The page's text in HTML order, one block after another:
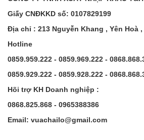
Giấy CNĐKKD số: 0107829199
Địa chỉ : 213 Nguyễn Khang , Yên Hoà ,
Hotline
0859.959.222 - 0859.969.222 -
0859.929.222 - 0859.928.222 -
Hõi trợ KH Doanh nghiệp :
0868.825.868 - 0965388386
Email: vuachailo@gmail.com